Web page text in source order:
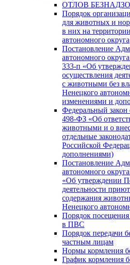
ОТЛОВ
Порядок
для животных и
в них на
автономного округа
Постановление
автономного
333-п «Об
осуществления
с животными без
Ненецкого
изменениями и
Федеральный закон
498-ФЗ «Об
животными и о
отдельные
Российской
дополнениями)
Постановление
автономного
«Об утверждении
деятельности
содержания
Ненецкого
Порядок
в ПВС
Порядок передачи
частным лицам
Нормы кормления
График кормления